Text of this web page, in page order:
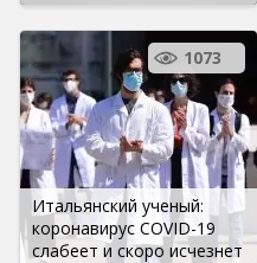
Итальянский ученый:
коронавирус COVID-19
слабеет и скоро исчезнет
1073